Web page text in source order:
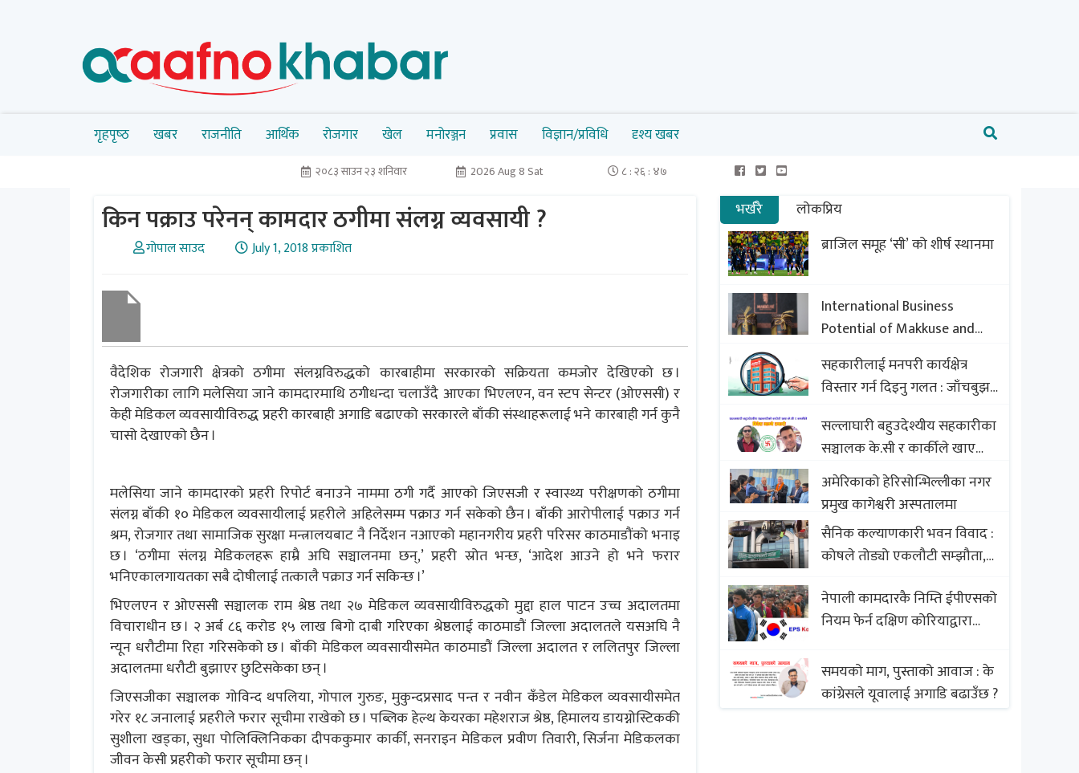
गृहपृष्‍ठ खबर राजनीति आर्थिक रोजगार खेल मनोरञ्जन प्रवास विज्ञान/प्रविधि दृश्य खबर
२०८३ साउन २३ शनिवार 2026 Aug 8 Sat ८ : २६ : ४७
किन पक्राउ परेनन् कामदार ठगीमा संलग्न व्यवसायी ?
गोपाल साउद July 1, 2018 प्रकाशित
वैदेशिक रोजगारी क्षेत्रको ठगीमा संलग्नविरुद्धको कारबाहीमा सरकारको सक्रियता कमजोर देखिएको छ ।
रोजगारीका लागि मलेसिया जाने कामदारमाथि ठगीधन्दा चलाउँदै आएका भिएलएन, वन स्टप सेन्टर (ओएससी) र
केही मेडिकल व्यवसायीविरुद्ध प्रहरी कारबाही अगाडि बढाएको सरकारले बाँकी संस्थाहरूलाई भने कारबाही गर्न कुनै
चासो देखाएको छैन ।
मलेसिया जाने कामदारको प्रहरी रिपोर्ट बनाउने नाममा ठगी गर्दै आएको जिएसजी र स्वास्थ्य परीक्षणको ठगीमा
संलग्न बाँकी १० मेडिकल व्यवसायीलाई प्रहरीले अहिलेसम्म पक्राउ गर्न सकेको छैन । बाँकी आरोपीलाई पक्राउ गर्न
श्रम, रोजगार तथा सामाजिक सुरक्षा मन्त्रालयबाट नै निर्देशन नआएको महानगरीय प्रहरी परिसर काठमाडौंको भनाइ
छ । ‘ठगीमा संलग्न मेडिकलहरू हाम्रै अघि सञ्चालनमा छन्,’ प्रहरी स्रोत भन्छ, ‘आदेश आउने हो भने फरार
भनिएकालगायतका सबै दोषीलाई तत्कालै पक्राउ गर्न सकिन्छ ।’
भिएलएन र ओएससी सञ्चालक राम श्रेष्ठ तथा २७ मेडिकल व्यवसायीविरुद्धको मुद्दा हाल पाटन उच्च अदालतमा
विचाराधीन छ । २ अर्ब ८६ करोड १५ लाख बिगो दाबी गरिएका श्रेष्ठलाई काठमाडौं जिल्ला अदालतले यसअघि नै
न्यून धरौटीमा रिहा गरिसकेको छ । बाँकी मेडिकल व्यवसायीसमेत काठमाडौं जिल्ला अदालत र ललितपुर जिल्ला
अदालतमा धरौटी बुझाएर छुटिसकेका छन् ।
जिएसजीका सञ्चालक गोविन्द थपलिया, गोपाल गुरुङ, मुकुन्दप्रसाद पन्त र नवीन कँडेल मेडिकल व्यवसायीसमेत
गरेर १८ जनालाई प्रहरीले फरार सूचीमा राखेको छ । पब्लिक हेल्थ केयरका महेशराज श्रेष्ठ, हिमालय डायग्नोस्टिककी
सुशीला खड्का, सुधा पोलिक्लिनिकका दीपककुमार कार्की, सनराइन मेडिकल प्रवीण तिवारी, सिर्जना मेडिकलका
जीवन केसी प्रहरीको फरार सूचीमा छन् ।
भर्खरै
लोकप्रिय
ब्राजिल समूह ‘सी’ को शीर्ष स्थानमा
International Business
Potential of Makkuse and
Export Opportunities of
Nepali Sweets with Global
Comparison to Baklava
सहकारीलाई मनपरी कार्यक्षेत्र
विस्तार गर्न दिइनु गलत : जाँचबुझ
सल्लाघारी बहुउदेश्यीय सहकारीका
सञ्चालक के.सी र कार्कीले खाए
सदस्यको करोडौं बचत
अमेरिकाको हेरिसोन्भिल्लीका नगर
प्रमुख कागेश्वरी अस्पतालमा
सैनिक कल्याणकारी भवन विवाद :
कोषले तोड्यो एकलौटी सम्झौता,
बिखलबन्दमा (भिडियो)
नेपाली कामदारकै निम्ति ईपीएसको
नियम फेर्न दक्षिण कोरियाद्वारा
समयको माग, पुस्ताको आवाज : के
कांग्रेसले यूवालाई अगाडि बढाउँछ ?